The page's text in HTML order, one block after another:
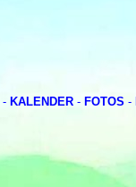
- KALENDER - FOTOS -